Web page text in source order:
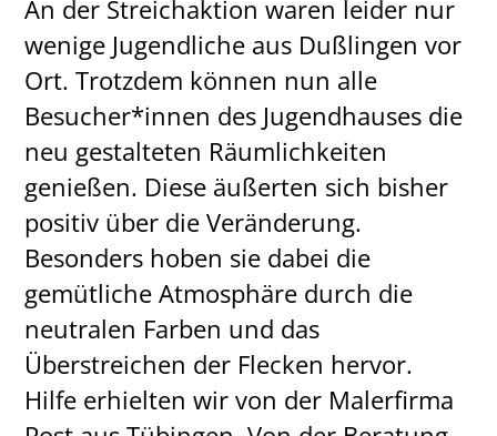
An der Streichaktion waren leider nur
wenige Jugendliche aus Dußlingen vor
Ort. Trotzdem können nun alle
Besucher*innen des Jugendhauses die
neu gestalteten Räumlichkeiten
genießen. Diese äußerten sich bisher
positiv über die Veränderung.
Besonders hoben sie dabei die
gemütliche Atmosphäre durch die
neutralen Farben und das
Überstreichen der Flecken hervor.
Hilfe erhielten wir von der Malerfirma